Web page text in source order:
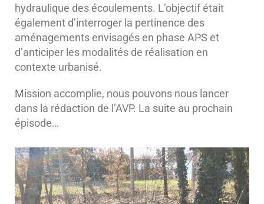
hydraulique des écoulements. L’objectif était
également d’interroger la pertinence des
aménagements envisagés en phase APS et
d’anticiper les modalités de réalisation en
contexte urbanisé.
Mission accomplie, nous pouvons nous lancer
dans la rédaction de l’AVP. La suite au prochain
épisode…